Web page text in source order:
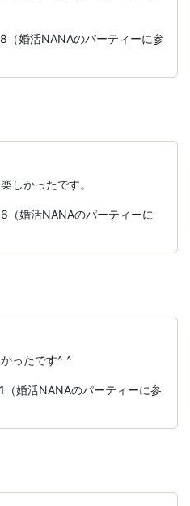
婚活NANAのパーティーに参
しかったです。
婚活NANAのパーティーに
ったです^ ^
婚活NANAのパーティーに参